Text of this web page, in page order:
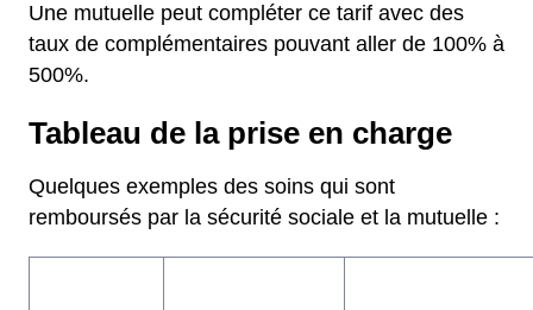
Une mutuelle peut compléter ce tarif avec des
taux de complémentaires pouvant aller de 100% à
500%.
Tableau de la prise en charge
Quelques exemples des soins qui sont
remboursés par la sécurité sociale et la mutuelle :